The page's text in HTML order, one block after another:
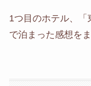
1つ目のホテル、
で泊まった感想を